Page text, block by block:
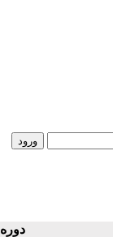
دوره ۱، شماره ۱ - ( ۱۳۹۱ )